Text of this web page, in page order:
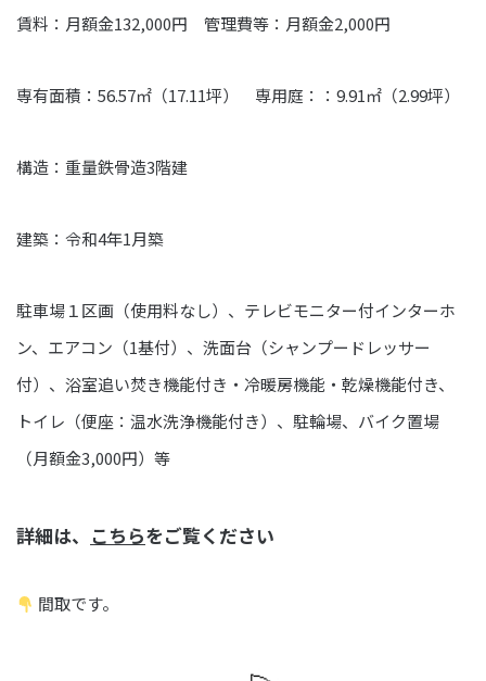
賃料：月額金132,000円 管理費等：月額金2,000円
専有面積：56.57㎡（17.11坪） 専用庭：：9.91㎡（2.99坪）
構造：重量鉄骨造3階建
建築：令和4年1月築
駐車場１区画（使用料なし）、テレビモニター付インターホ
ン、エアコン（1基付）、洗面台（シャンプードレッサー
付）、浴室追い焚き機能付き・冷暖房機能・乾燥機能付き、
トイレ（便座：温水洗浄機能付き）、駐輪場、バイク置場
（月額金3,000円）等
詳細は、 こちらをご覧ください
間取です。